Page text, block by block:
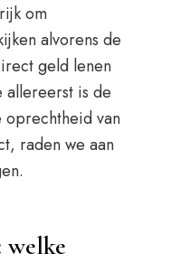
om
alvorens de
geld lenen
is de
oprechtheid van
raden we aan
welke